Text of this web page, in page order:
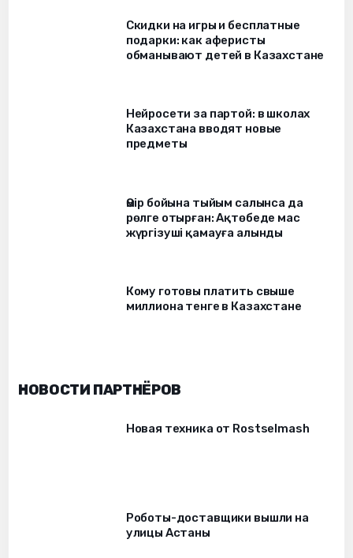
Скидки на игры и бесплатные
подарки: как аферисты
обманывают детей в Казахстане
Нейросети за партой: в школах
Казахстана вводят новые
предметы
Өмір бойына тыйым салынса да
рөлге отырған: Ақтөбеде мас
жүргізуші қамауға алынды
Кому готовы платить свыше
миллиона тенге в Казахстане
НОВОСТИ ПАРТНЁРОВ
Новая техника от Rostselmash
Роботы-доставщики вышли на
улицы Астаны